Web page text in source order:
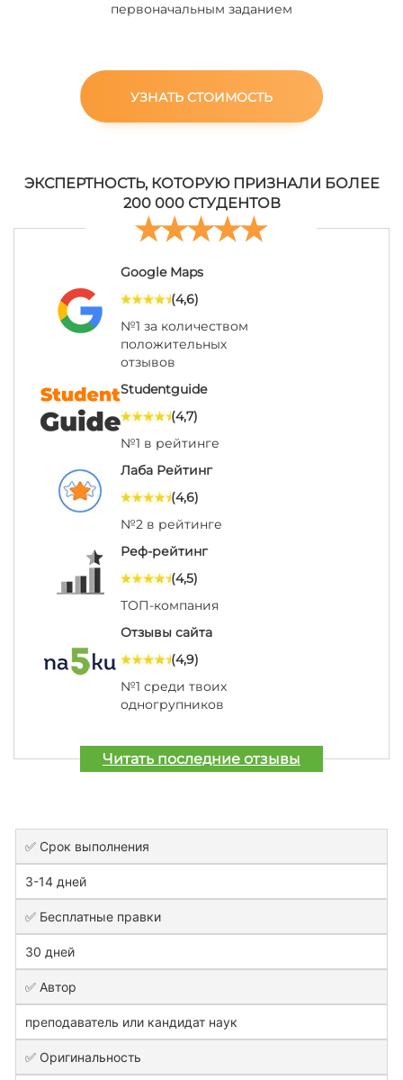
первоначальным заданием
УЗНАТЬ СТОИМОСТЬ
ЭКСПЕРТНОСТЬ, КОТОРУЮ ПРИЗНАЛИ БОЛЕЕ
200 000 СТУДЕНТОВ
Google Maps
(4,6)
№1 за количеством
положительных
отзывов
Studentguide
(4,7)
№1 в рейтинге
Лаба Рейтинг
(4,6)
№2 в рейтинге
Реф-рейтинг
(4,5)
ТОП-компания
Отзывы сайта
(4,9)
№1 среди твоих
одногрупников
Читать последние отзывы
✅ Срок выполнения
3-14 дней
✅ Бесплатные правки
30 дней
✅ Автор
преподаватель или кандидат наук
✅ Оригинальность